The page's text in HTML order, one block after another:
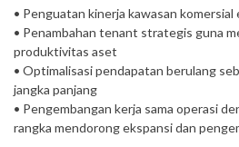
• Penguatan kinerja kawasan
• Penambahan tenant strategis guna
produktivitas aset
• Optimalisasi pendapatan berulang
jangka panjang
• Pengembangan kerja sama operasi
rangka mendorong ekspansi dan